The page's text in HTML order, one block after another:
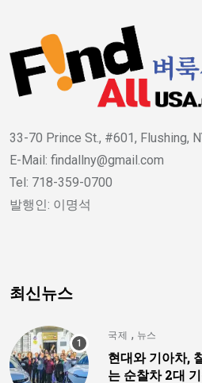
33-70 Prince St., #601, Flushing,
E-Mail: findallny@gmail.com
Tel: 718-359-0700
발행인: 이명석
최신뉴스
국제 , 뉴스
현대와 기아차,
는 순찰차 2대